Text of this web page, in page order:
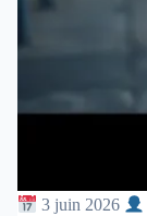
3 juin 2026